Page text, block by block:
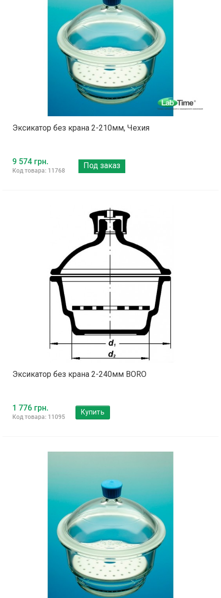
Эксикатор без крана 2-210мм, Чехия
9 574 грн.
Код товара: 11768
Под заказ
Эксикатор без крана 2-240мм BORO
1 776 грн.
Код товара: 11095
Купить